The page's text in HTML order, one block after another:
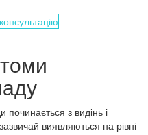
з видінь і
виявляються на рівні